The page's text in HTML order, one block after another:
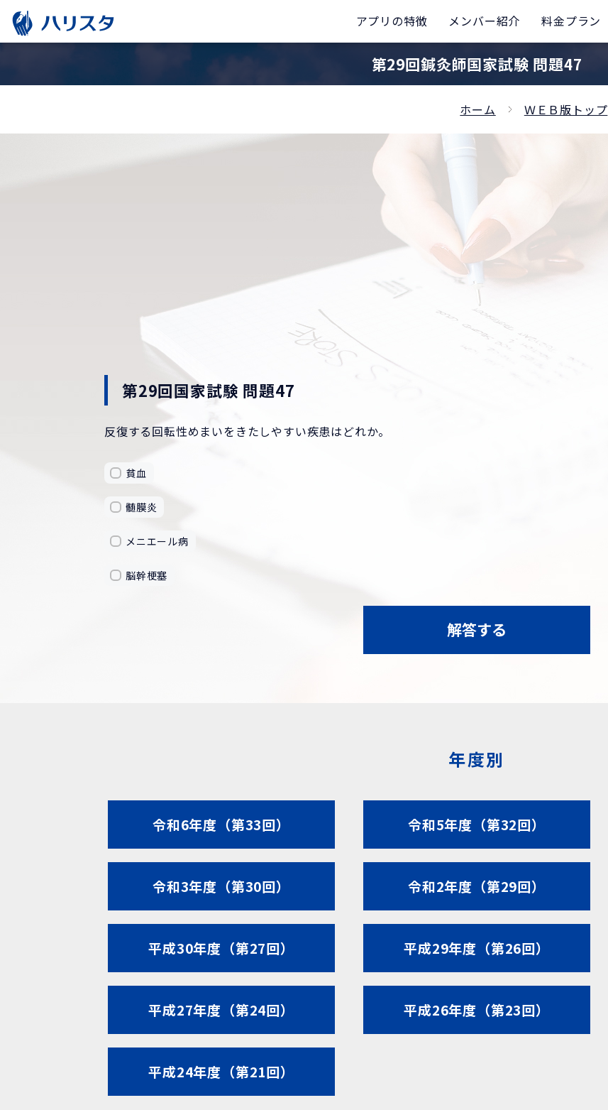
アプリの特徴 メンバー紹介 料金プラン
第29回鍼灸師国家試験 問題47
ホーム ＷＥＢ版トップ
第29回国家試験 問題47
反復する回転性めまいをきたしやすい疾患はどれか。
貧血
髄膜炎
メニエール病
脳幹梗塞
解答する
年度別
令和6年度（第33回） 令和5年度（第32回）
令和3年度（第30回） 令和2年度（第29回）
平成30年度（第27回） 平成29年度（第26回）
平成27年度（第24回） 平成26年度（第23回）
平成24年度（第21回）